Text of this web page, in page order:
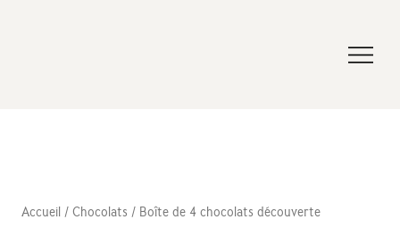
Accueil /Chocolats / Boîte de 4 chocolats découverte